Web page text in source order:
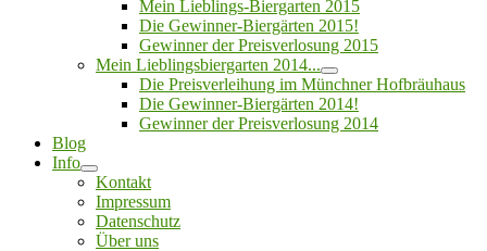
Mein Lieblings-Biergarten 2015
Die Gewinner-Biergärten 2015!
Gewinner der Preisverlosung 2015
Mein Lieblingsbiergarten 2014...
Die Preisverleihung im Münchner Hofbräuhaus
Die Gewinner-Biergärten 2014!
Gewinner der Preisverlosung 2014
Blog
Info
Kontakt
Impressum
Datenschutz
Über uns